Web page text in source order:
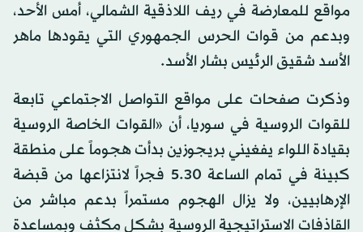
مواقع للمعارضة في ريف اللاذقية الشمالي، أمس الأحد،
وبدعم من قوات الحرس الجمهوري التي يقودها ماهر
الأسد شقيق الرئيس بشار الأسد.
وذكرت صفحات على مواقع التواصل الاجتماعي تابعة
للقوات الروسية في سوريا، أن «القوات الخاصة الروسية
بقيادة اللواء يفغيني بريجوزين بدأت هجوماً على منطقة
كبينة في تمام الساعة 30.‏5 فجراً لانتزاعها من قبضة
الإرهابيين، ولا يزال الهجوم مستمراً بدعم مباشر من
القاذفات الاستراتيجية الروسية بشكل مكثف وبمساعدة